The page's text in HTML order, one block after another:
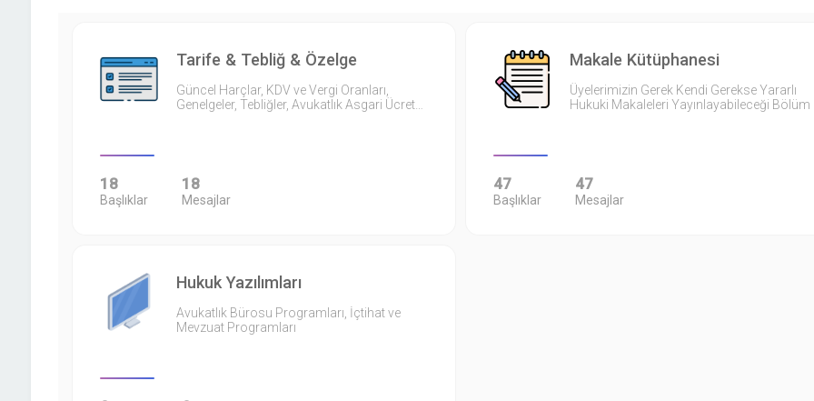
Tarife & Tebliğ & Özelge
Güncel Harçlar, KDV ve Vergi Oranları,
Genelgeler, Tebliğler, Avukatlık Asgari Ücret…
18
Başlıklar
18
Mesajlar
Makale Kütüphanesi
Üyelerimizin Gerek Kendi Gerekse Yararlı
Hukuki Makaleleri Yayınlayabileceği Bölüm
47
Başlıklar
47
Mesajlar
Hukuk Yazılımları
Avukatlık Bürosu Programları, İçtihat ve
Mevzuat Programları